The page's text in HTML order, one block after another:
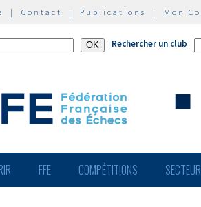
| Contact | Publications | Mon
Rechercher un club
FFE COMPÉTITIONS